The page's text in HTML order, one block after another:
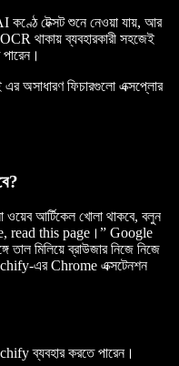
কণ্ঠে টেক্সট শুনে নেওয়া যায়, আর
থাকায় ব্যবহারকারী সহজেই
অসাধারণ ফিচারগুলো এক্সপ্লোর
আর্টিকেল খোলা থাকবে, বলুন
read this page।” Google
তাল মিলিয়ে ব্রাউজার নিজে নিজে
এর Chrome এক্সটেনশন
ব্যবহার করতে পারেন।